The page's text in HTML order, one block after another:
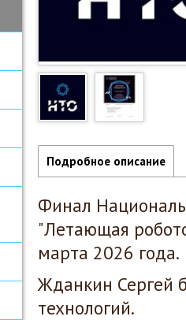
Подробное описание
Финал
"Летающая
марта 2026 года.
Жданкин Сергей
технологий.